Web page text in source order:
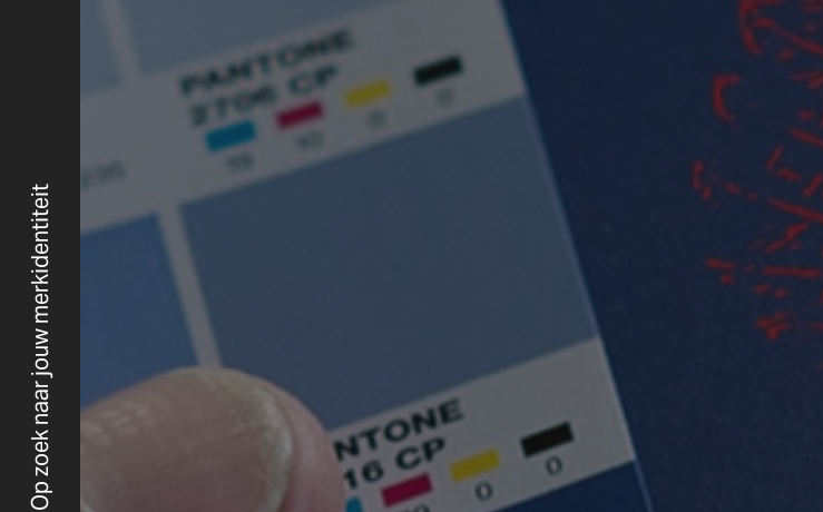
Op zoek naar jouw merkidentiteit